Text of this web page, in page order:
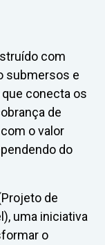
com
submersos e
conecta os
de
o valor
do
de
uma iniciativa
o